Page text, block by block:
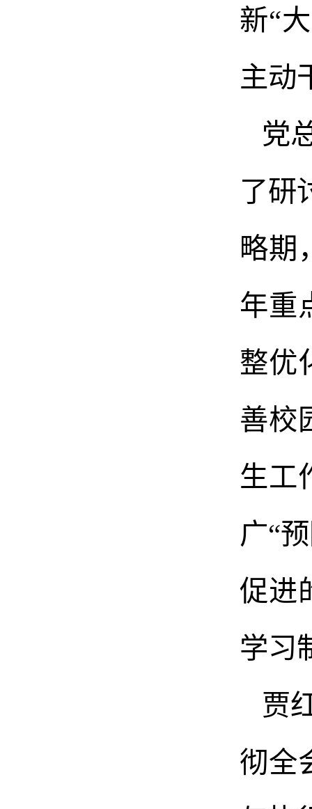
新“
主动
党
了研
略期
年重
整优
善校
生工
广“
促进
学习
贾
彻全